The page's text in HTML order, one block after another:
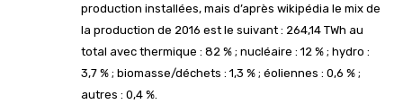
production installées, mais d’après wikipédia le mix de
la production de 2016 est le suivant : 264,14 TWh au
total avec thermique : 82 % ; nucléaire : 12 % ; hydro :
3,7 % ; biomasse/déchets : 1,3 % ; éoliennes : 0,6 % ;
autres : 0,4 %.